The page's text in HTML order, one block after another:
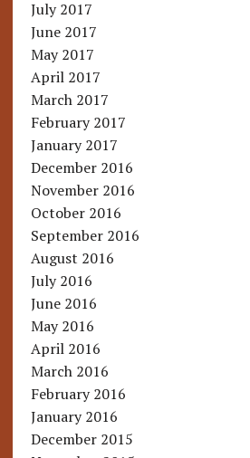
July 2017
June 2017
May 2017
April 2017
March 2017
February 2017
January 2017
December 2016
November 2016
October 2016
September 2016
August 2016
July 2016
June 2016
May 2016
April 2016
March 2016
February 2016
January 2016
December 2015